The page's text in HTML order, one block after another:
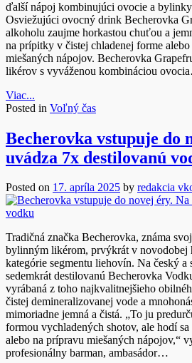
ďalší nápoj kombinujúci ovocie a
Osviežujúci ovocný drink Becherovka
alkoholu zaujme horkastou chuťou a
na prípitky v čistej chladenej forme
miešaných nápojov. Becherovka
likérov s vyváženou kombináciou
Viac...
Posted in Voľný čas
Becherovka vstupuje do
uvádza 7x destilovanú
Posted on 17. apríla 2025 by redakcia
Tradičná značka Becherovka, známa
bylinným likérom, prvýkrát v novodobej
kategórie segmentu liehovín. Na český a
sedemkrát destilovanú Becherovka
vyrábaná z toho najkvalitnejšieho
čistej demineralizovanej vode a
mimoriadne jemná a čistá. „To ju
formou vychladených shotov, ale hodí
alebo na prípravu miešaných nápojov,“
profesionálny barman, ambasádor…